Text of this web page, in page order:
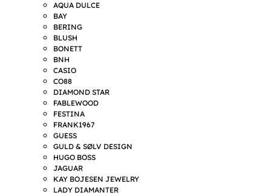
AQUA DULCE
BAY
BERING
BLUSH
BONETT
BNH
CASIO
CO88
DIAMOND STAR
FABLEWOOD
FESTINA
FRANK1967
GUESS
GULD & SØLV DESIGN
HUGO BOSS
JAGUAR
KAY BOJESEN JEWELRY
LADY DIAMANTER